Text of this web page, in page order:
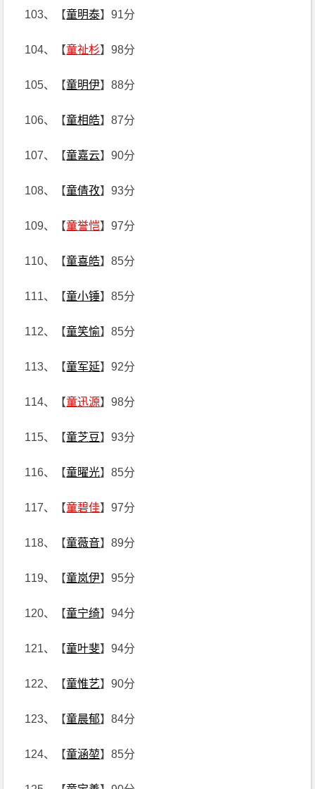
103、【童明泰】91分
104、【童祉杉】98分
105、【童明伊】88分
106、【童相皓】87分
107、【童嘉云】90分
108、【童倩孜】93分
109、【童誉恺】97分
110、【童喜皓】85分
111、【童小锤】85分
112、【童笑愉】85分
113、【童军延】92分
114、【童迅源】98分
115、【童芝豆】93分
116、【童曜光】85分
117、【童碧佳】97分
118、【童薇音】89分
119、【童岚伊】95分
120、【童宁绮】94分
121、【童叶斐】94分
122、【童惟艺】90分
123、【童晨郁】84分
124、【童涵堃】85分